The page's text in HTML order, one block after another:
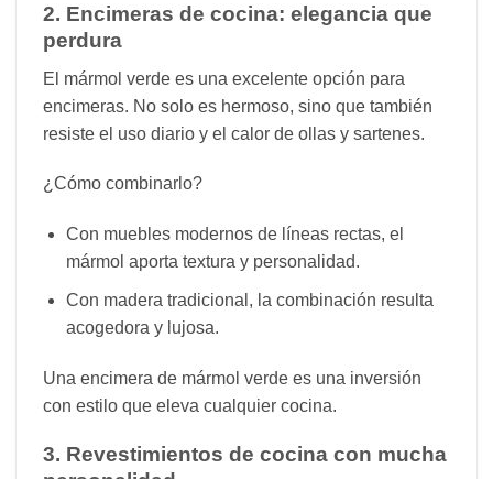
2. Encimeras de cocina: elegancia que
perdura
El mármol verde es una excelente opción para
encimeras. No solo es hermoso, sino que también
resiste el uso diario y el calor de ollas y sartenes.
¿Cómo combinarlo?
Con muebles modernos de líneas rectas, el
mármol aporta textura y personalidad.
Con madera tradicional, la combinación resulta
acogedora y lujosa.
Una encimera de mármol verde es una inversión
con estilo que eleva cualquier cocina.
3. Revestimientos de cocina con mucha